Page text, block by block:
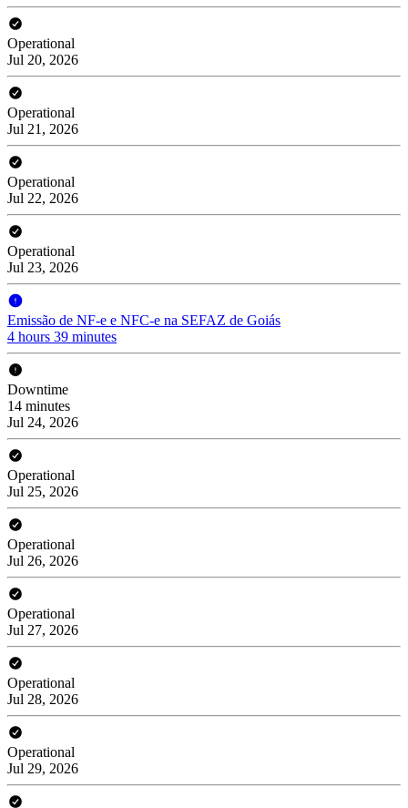
Operational
Jul 20, 2026
Operational
Jul 21, 2026
Operational
Jul 22, 2026
Operational
Jul 23, 2026
Emissão de NF-e e NFC-e na SEFAZ de Goiás
4 hours 39 minutes
Downtime
14 minutes
Jul 24, 2026
Operational
Jul 25, 2026
Operational
Jul 26, 2026
Operational
Jul 27, 2026
Operational
Jul 28, 2026
Operational
Jul 29, 2026